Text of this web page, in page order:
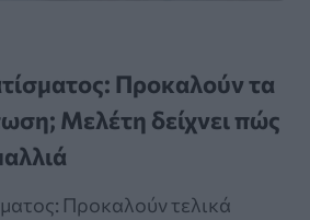
Προκαλούν τα
Μελέτη δείχνει πώς
Προκαλούν τελικά